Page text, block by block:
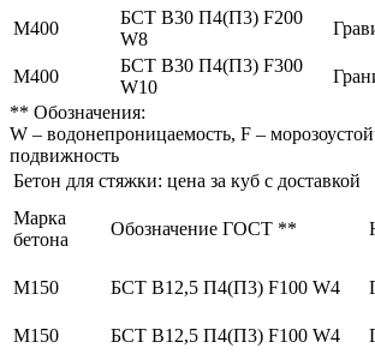
М400
БСТ В30 П4(П3) F200
W8
М400
БСТ В30 П4(П3) F300
W10
** Обозначения:
W – водонепроницаемость, F –
подвижность
Бетон для стяжки: цена за куб с доставкой
Марка
бетона
Обозначение ГОСТ **
М150
БСТ В12,5 П4(П3) F100 W4
М150
БСТ В12,5 П4(П3) F100 W4